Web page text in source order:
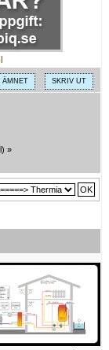
ÄMNET SKRIV UT
) »